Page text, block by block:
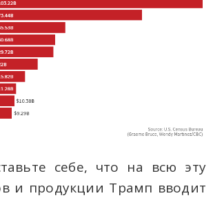
себе, что на всю эту
и продукции Трамп вводит